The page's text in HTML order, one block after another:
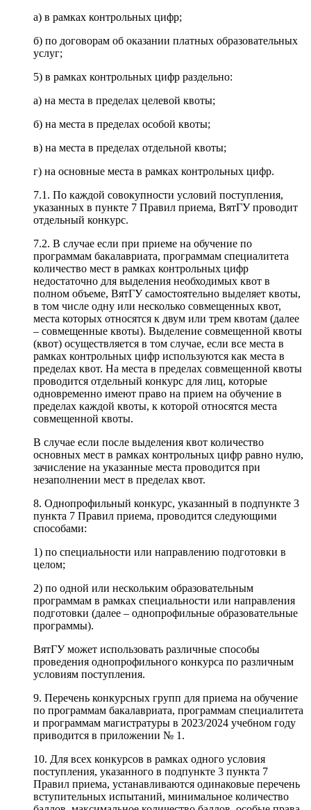
а) в рамках контрольных цифр;
б) по договорам об оказании платных образовательных
услуг;
5) в рамках контрольных цифр раздельно:
а) на места в пределах целевой квоты;
б) на места в пределах особой квоты;
в) на места в пределах отдельной квоты;
г) на основные места в рамках контрольных цифр.
7.1. По каждой совокупности условий поступления,
указанных в пункте 7 Правил приема, ВятГУ проводит
отдельный конкурс.
7.2. В случае если при приеме на обучение по
программам бакалавриата, программам специалитета
количество мест в рамках контрольных цифр
недостаточно для выделения необходимых квот в
полном объеме, ВятГУ самостоятельно выделяет квоты,
в том числе одну или несколько совмещенных квот,
места которых относятся к двум или трем квотам (далее
– совмещенные квоты). Выделение совмещенной квоты
(квот) осуществляется в том случае, если все места в
рамках контрольных цифр используются как места в
пределах квот. На места в пределах совмещенной квоты
проводится отдельный конкурс для лиц, которые
одновременно имеют право на прием на обучение в
пределах каждой квоты, к которой относятся места
совмещенной квоты.
В случае если после выделения квот количество
основных мест в рамках контрольных цифр равно нулю,
зачисление на указанные места проводится при
незаполнении мест в пределах квот.
8. Однопрофильный конкурс, указанный в подпункте 3
пункта 7 Правил приема, проводится следующими
способами:
1) по специальности или направлению подготовки в
целом;
2) по одной или нескольким образовательным
программам в рамках специальности или направления
подготовки (далее – однопрофильные образовательные
программы).
ВятГУ может использовать различные способы
проведения однопрофильного конкурса по различным
условиям поступления.
9. Перечень конкурсных групп для приема на обучение
по программам бакалавриата, программам специалитета
и программам магистратуры в 2023/2024 учебном году
приводится в приложении № 1.
10. Для всех конкурсов в рамках одного условия
поступления, указанного в подпункте 3 пункта 7
Правил приема, устанавливаются одинаковые перечень
вступительных испытаний, минимальное количество